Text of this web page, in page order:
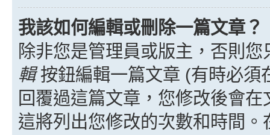
我該如何編輯或刪除一篇文章？
除非您是管理員或版主，否則
輯按鈕編輯一篇文章 (有時必須
回覆過這篇文章，您修改後會
這將列出您修改的次數和時間